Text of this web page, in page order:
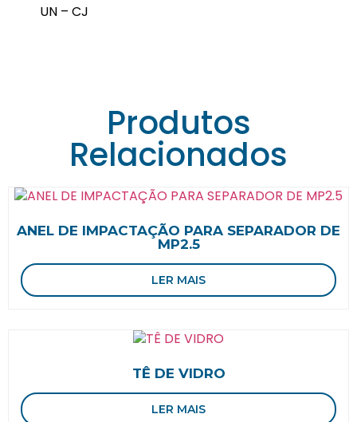
UN – CJ
Produtos
Relacionados
ANEL DE IMPACTAÇÃO PARA SEPARADOR DE
MP2.5
LER MAIS
TÊ DE VIDRO
LER MAIS